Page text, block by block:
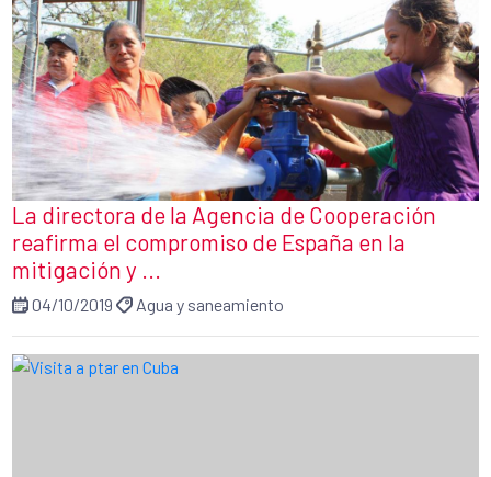
La directora de la Agencia de Cooperación
reafirma el compromiso de España en la
mitigación y ...
04/10/2019 Agua y saneamiento